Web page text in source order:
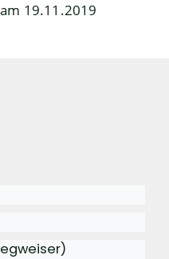
19.11.2019